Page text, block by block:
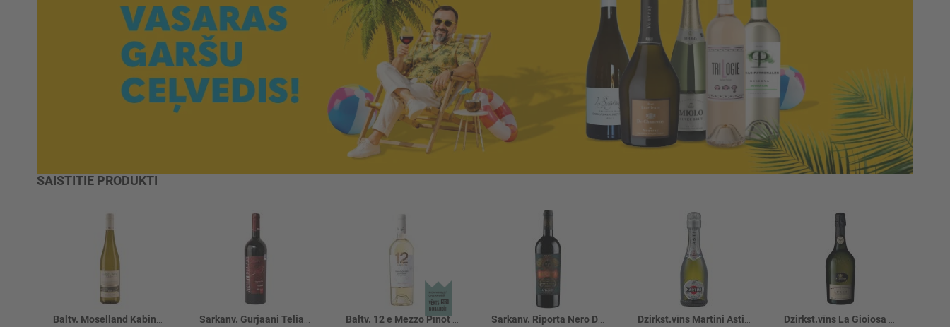
SAISTĪTIE PRODUKTI
Baltv. Moselland Kabinnet 8% Sarkanv. Gurjaani Teliani 13.5% Baltv. 12 e Mezzo Pinot Grigio 12.5% Sarkanv. Riporta Nero D' Avola Appassite 13% Dzirkst.vīns Martini Asti 7.5% Dzirkst.vīns La Gioiosa Aurea Blanc 11.5%